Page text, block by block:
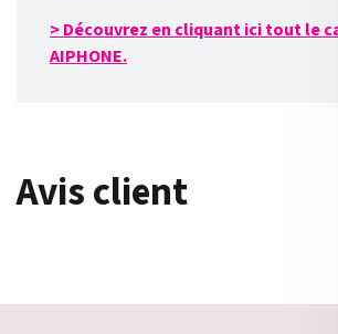
> Découvrez en cliquant ici tout le
AIPHONE.
Avis client